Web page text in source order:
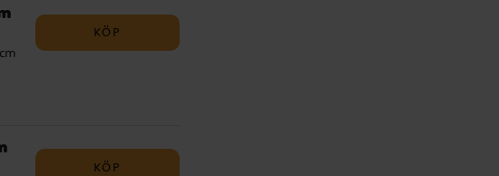
KÖP
KÖP